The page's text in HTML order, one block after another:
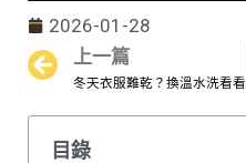
目錄
2026-01-28
Prev
上一篇
冬天衣服難乾？換溫水洗看看